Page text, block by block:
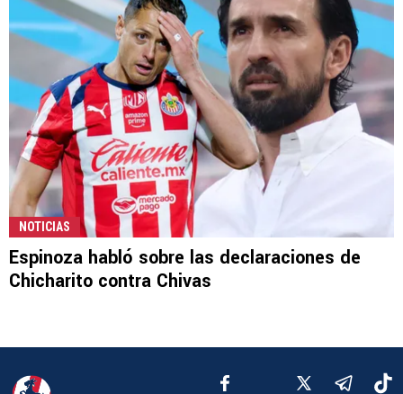
NOTICIAS
Espinoza habló sobre las declaraciones de
Chicharito contra Chivas